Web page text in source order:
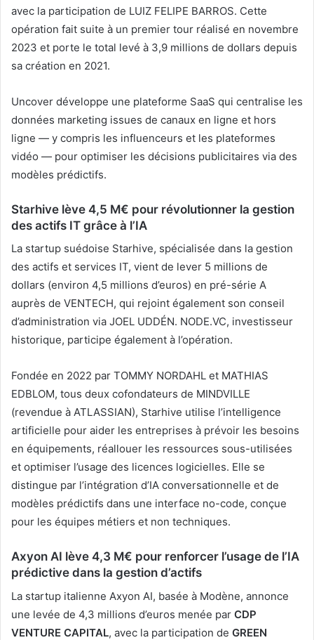
avec la participation de LUIZ FELIPE BARROS. Cette
opération fait suite à un premier tour réalisé en novembre
2023 et porte le total levé à 3,9 millions de dollars depuis
sa création en 2021.
Uncover développe une plateforme SaaS qui centralise les
données marketing issues de canaux en ligne et hors
ligne — y compris les influenceurs et les plateformes
vidéo — pour optimiser les décisions publicitaires via des
modèles prédictifs.
Starhive lève 4,5 M€ pour révolutionner la gestion
des actifs IT grâce à l’IA
La startup suédoise Starhive, spécialisée dans la gestion
des actifs et services IT, vient de lever 5 millions de
dollars (environ 4,5 millions d’euros) en pré-série A
auprès de VENTECH, qui rejoint également son conseil
d’administration via JOEL UDDÉN. NODE.VC, investisseur
historique, participe également à l’opération.
Fondée en 2022 par TOMMY NORDAHL et MATHIAS
EDBLOM, tous deux cofondateurs de MINDVILLE
(revendue à ATLASSIAN), Starhive utilise l’intelligence
artificielle pour aider les entreprises à prévoir les besoins
en équipements, réallouer les ressources sous-utilisées
et optimiser l’usage des licences logicielles. Elle se
distingue par l’intégration d’IA conversationnelle et de
modèles prédictifs dans une interface no-code, conçue
pour les équipes métiers et non techniques.
Axyon AI lève 4,3 M€ pour renforcer l’usage de l’IA
prédictive dans la gestion d’actifs
La startup italienne Axyon AI, basée à Modène, annonce
une levée de 4,3 millions d’euros menée par CDP
VENTURE CAPITAL, avec la participation de GREEN